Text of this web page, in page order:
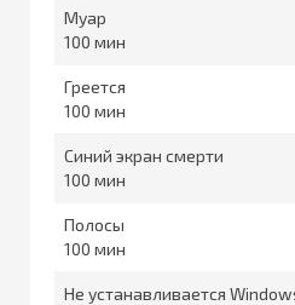
Муар
100
Греется
100
Синий экран смерти
100
Полосы
100
Не устанавливается